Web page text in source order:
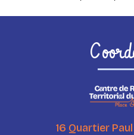
16 Quartier